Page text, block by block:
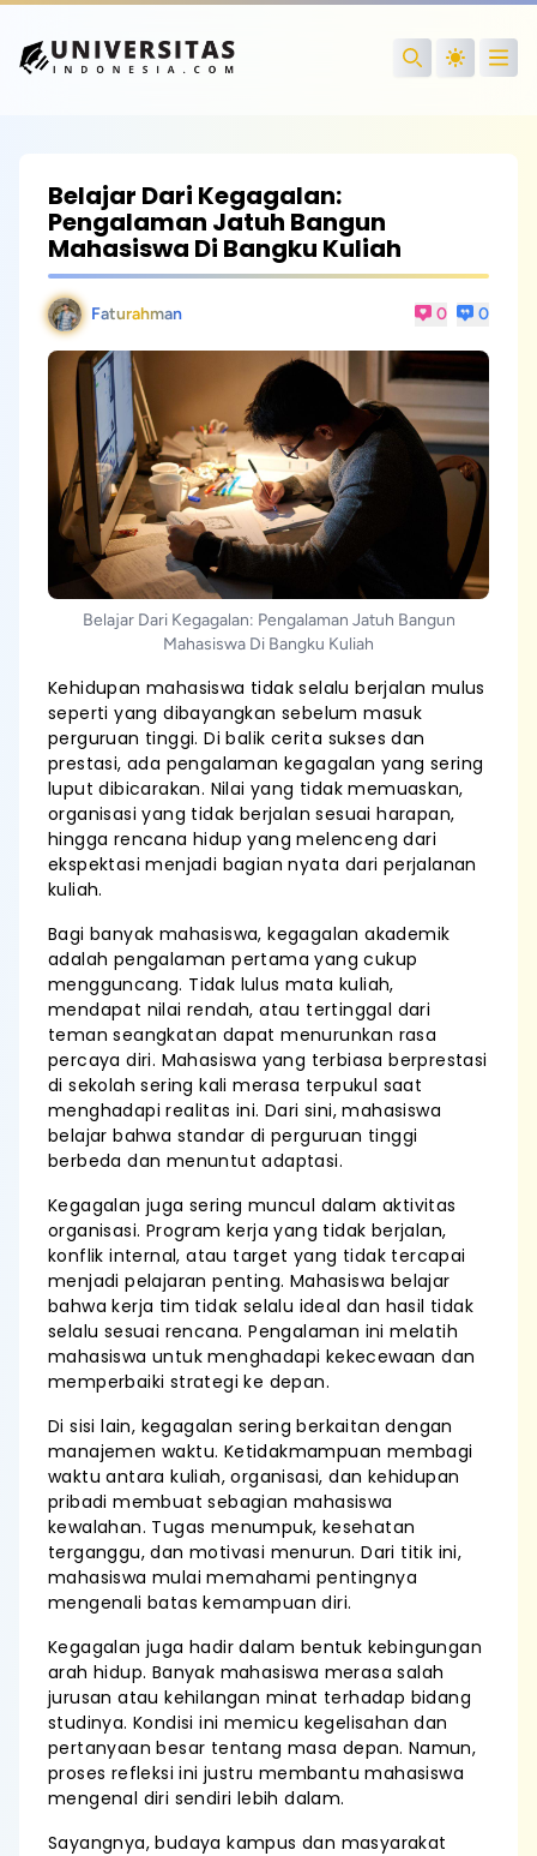
Search
Belajar Dari Kegagalan:
Pengalaman Jatuh Bangun
Mahasiswa Di Bangku Kuliah
Faturahman 0 0
Belajar Dari Kegagalan: Pengalaman Jatuh Bangun
Mahasiswa Di Bangku Kuliah
Kehidupan mahasiswa tidak selalu berjalan mulus
seperti yang dibayangkan sebelum masuk
perguruan tinggi. Di balik cerita sukses dan
prestasi, ada pengalaman kegagalan yang sering
luput dibicarakan. Nilai yang tidak memuaskan,
organisasi yang tidak berjalan sesuai harapan,
hingga rencana hidup yang melenceng dari
ekspektasi menjadi bagian nyata dari perjalanan
kuliah.
Bagi banyak mahasiswa, kegagalan akademik
adalah pengalaman pertama yang cukup
mengguncang. Tidak lulus mata kuliah,
mendapat nilai rendah, atau tertinggal dari
teman seangkatan dapat menurunkan rasa
percaya diri. Mahasiswa yang terbiasa berprestasi
di sekolah sering kali merasa terpukul saat
menghadapi realitas ini. Dari sini, mahasiswa
belajar bahwa standar di perguruan tinggi
berbeda dan menuntut adaptasi.
Kegagalan juga sering muncul dalam aktivitas
organisasi. Program kerja yang tidak berjalan,
konflik internal, atau target yang tidak tercapai
menjadi pelajaran penting. Mahasiswa belajar
bahwa kerja tim tidak selalu ideal dan hasil tidak
selalu sesuai rencana. Pengalaman ini melatih
mahasiswa untuk menghadapi kekecewaan dan
memperbaiki strategi ke depan.
Di sisi lain, kegagalan sering berkaitan dengan
manajemen waktu. Ketidakmampuan membagi
waktu antara kuliah, organisasi, dan kehidupan
pribadi membuat sebagian mahasiswa
kewalahan. Tugas menumpuk, kesehatan
terganggu, dan motivasi menurun. Dari titik ini,
mahasiswa mulai memahami pentingnya
mengenali batas kemampuan diri.
Kegagalan juga hadir dalam bentuk kebingungan
arah hidup. Banyak mahasiswa merasa salah
jurusan atau kehilangan minat terhadap bidang
studinya. Kondisi ini memicu kegelisahan dan
pertanyaan besar tentang masa depan. Namun,
proses refleksi ini justru membantu mahasiswa
mengenal diri sendiri lebih dalam.
Sayangnya, budaya kampus dan masyarakat